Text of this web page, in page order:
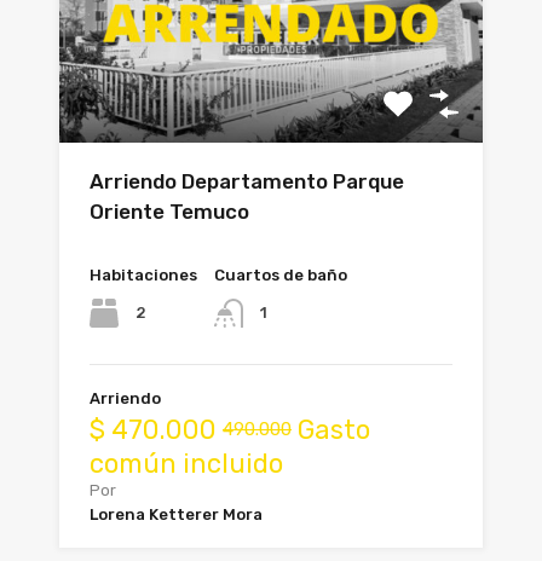
Arriendo Departamento Parque
Oriente Temuco
Habitaciones
2
Cuartos de baño
1
Arriendo
$ 470.000 490.000 Gasto
común incluido
Por
Lorena Ketterer Mora